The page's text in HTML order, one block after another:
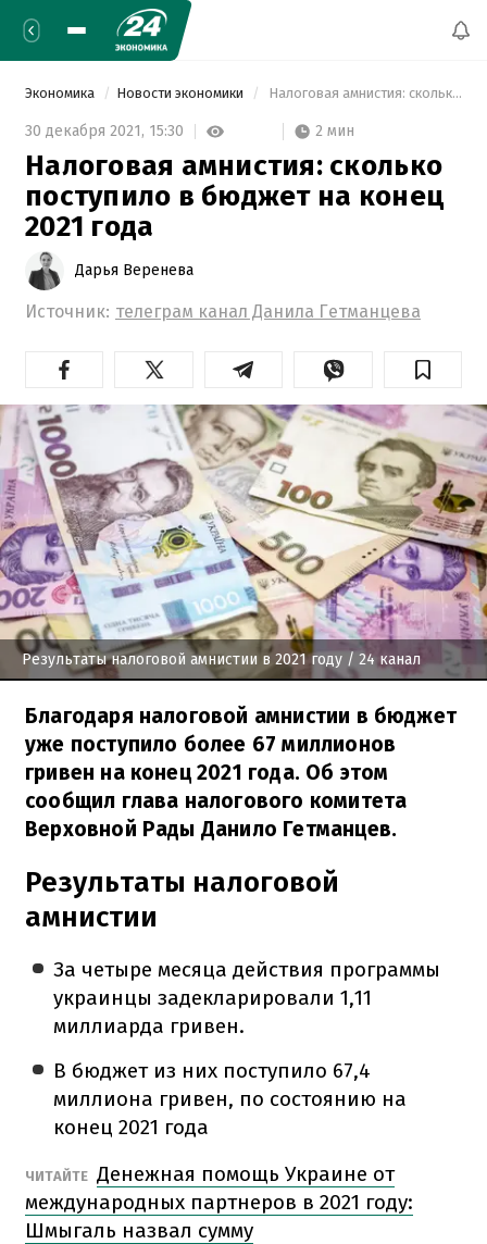
Экономика Новости экономики Налоговая амнистия: сколько поступило в бюджет на конец 2021 года
30 декабря 2021, 15:30 2 мин
Налоговая амнистия: сколько
поступило в бюджет на конец
2021 года
Дарья Веренева
Источник: телеграм канал Данила Гетманцева
Результаты налоговой амнистии в 2021 году / 24 канал
Благодаря налоговой амнистии в бюджет
уже поступило более 67 миллионов
гривен на конец 2021 года. Об этом
сообщил глава налогового комитета
Верховной Рады Данило Гетманцев.
Результаты налоговой
амнистии
За четыре месяца действия программы
украинцы задекларировали 1,11
миллиарда гривен.
В бюджет из них поступило 67,4
миллиона гривен, по состоянию на
конец 2021 года
ЧИТАЙТЕ Денежная помощь Украине от
международных партнеров в 2021 году:
Шмыгаль назвал сумму